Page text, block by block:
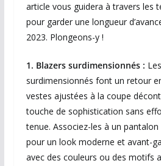
article vous guidera à travers les
pour garder une longueur
2023. Plongeons-y !
1. Blazers surdimensionnés :
surdimensionnés font un retour
vestes ajustées à la coupe
touche de sophistication sans
tenue. Associez-les à un
pour un look moderne et avant-
avec des couleurs ou des motifs